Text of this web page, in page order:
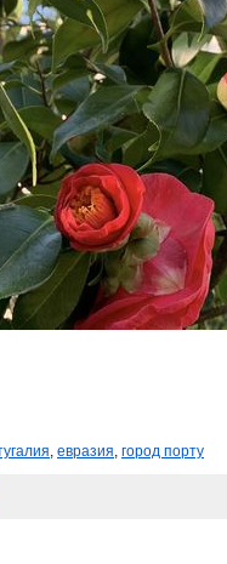
, евразия, город порту